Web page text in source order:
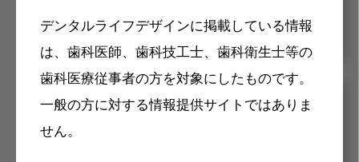
デンタルライフデザインに掲載している情報
は、歯科医師、歯科技工士、歯科衛生士等の
歯科医療従事者の方を対象にしたものです。
一般の方に対する情報提供サイトではありま
せん。
メリット